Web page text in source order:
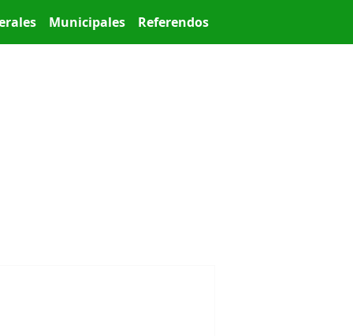
Municipales Referendos